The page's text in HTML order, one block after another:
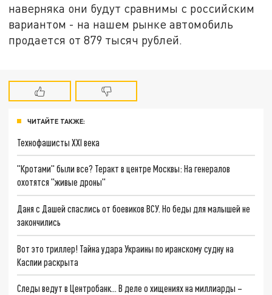
наверняка они будут сравнимы с российским
вариантом - на нашем рынке автомобиль
продается от 879 тысяч рублей.
ЧИТАЙТЕ ТАКЖЕ:
Технофашисты XXI века
"Кротами" были все? Теракт в центре Москвы: На генералов
охотятся "живые дроны"
Даня с Дашей спаслись от боевиков ВСУ. Но беды для малышей не
закончились
Вот это триллер! Тайна удара Украины по иранскому судну на
Каспии раскрыта
Следы ведут в Центробанк… В деле о хищениях на миллиарды –